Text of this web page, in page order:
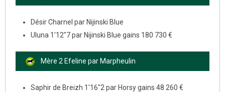
Désir Charnel par Nijinski Blue
Uluna 1'12"7 par Nijinski Blue gains 180 730 €
Mère 2 Efeline par Marpheulin
Saphir de Breizh 1'16"2 par Horsy gains 48 260 €